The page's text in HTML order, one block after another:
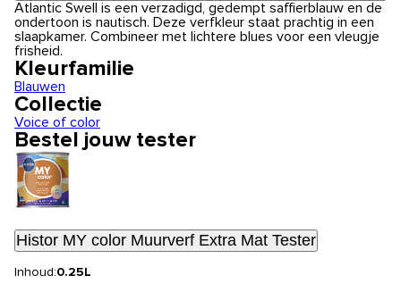
Atlantic Swell is een verzadigd, gedempt saffierblauw en de
ondertoon is nautisch. Deze verfkleur staat prachtig in een
slaapkamer. Combineer met lichtere blues voor een vleugje
frisheid.
Kleurfamilie
Blauwen
Collectie
Voice of color
Bestel jouw tester
Histor MY color Muurverf Extra Mat Tester
Inhoud:0.25L